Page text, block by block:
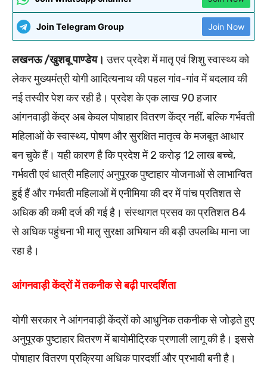
Join Telegram Group Join Now
लखनऊ /खुशबू पाण्डेय। उत्तर प्रदेश में मातृ एवं शिशु स्वास्थ्य को
लेकर मुख्यमंत्री योगी आदित्यनाथ की पहल गांव-गांव में बदलाव की
नई तस्वीर पेश कर रही है। प्रदेश के एक लाख 90 हजार
आंगनवाड़ी केंद्र अब केवल पोषाहार वितरण केंद्र नहीं, बल्कि गर्भवती
महिलाओं के स्वास्थ्य, पोषण और सुरक्षित मातृत्व के मजबूत आधार
बन चुके हैं। यही कारण है कि प्रदेश में 2 करोड़ 12 लाख बच्चे,
गर्भवती एवं धात्री महिलाएं अनुपूरक पुष्टाहार योजनाओं से लाभान्वित
हुई हैं और गर्भवती महिलाओं में एनीमिया की दर में पांच प्रतिशत से
अधिक की कमी दर्ज की गई है। संस्थागत प्रसव का प्रतिशत 84
से अधिक पहुंचना भी मातृ सुरक्षा अभियान की बड़ी उपलब्धि माना जा
रहा है।
आंगनवाड़ी केंद्रों में तकनीक से बढ़ी पारदर्शिता
योगी सरकार ने आंगनवाड़ी केंद्रों को आधुनिक तकनीक से जोड़ते हुए
अनुपूरक पुष्टाहार वितरण में बायोमीट्रिक प्रणाली लागू की है। इससे
पोषाहार वितरण प्रक्रिया अधिक पारदर्शी और प्रभावी बनी है।